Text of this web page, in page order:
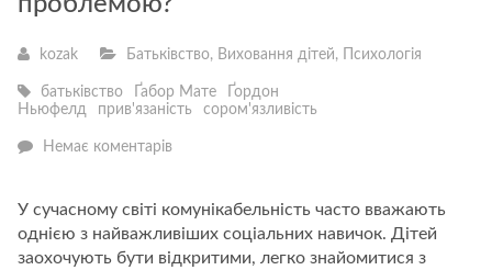
kozak Батьківство, Виховання дітей, Психологія
батьківство Ґабор Мате
Ґордон
Ньюфелд
прив'язаність сором'язливість
Немає коментарів—
є
проблемою?
У сучасному світі комунікабельність часто вважають
однією з найважливіших соціальних навичок. Дітей
заохочують бути відкритими, легко знайомитися з